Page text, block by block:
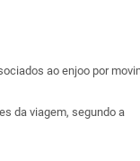
ao enjoo por
da viagem, segundo a